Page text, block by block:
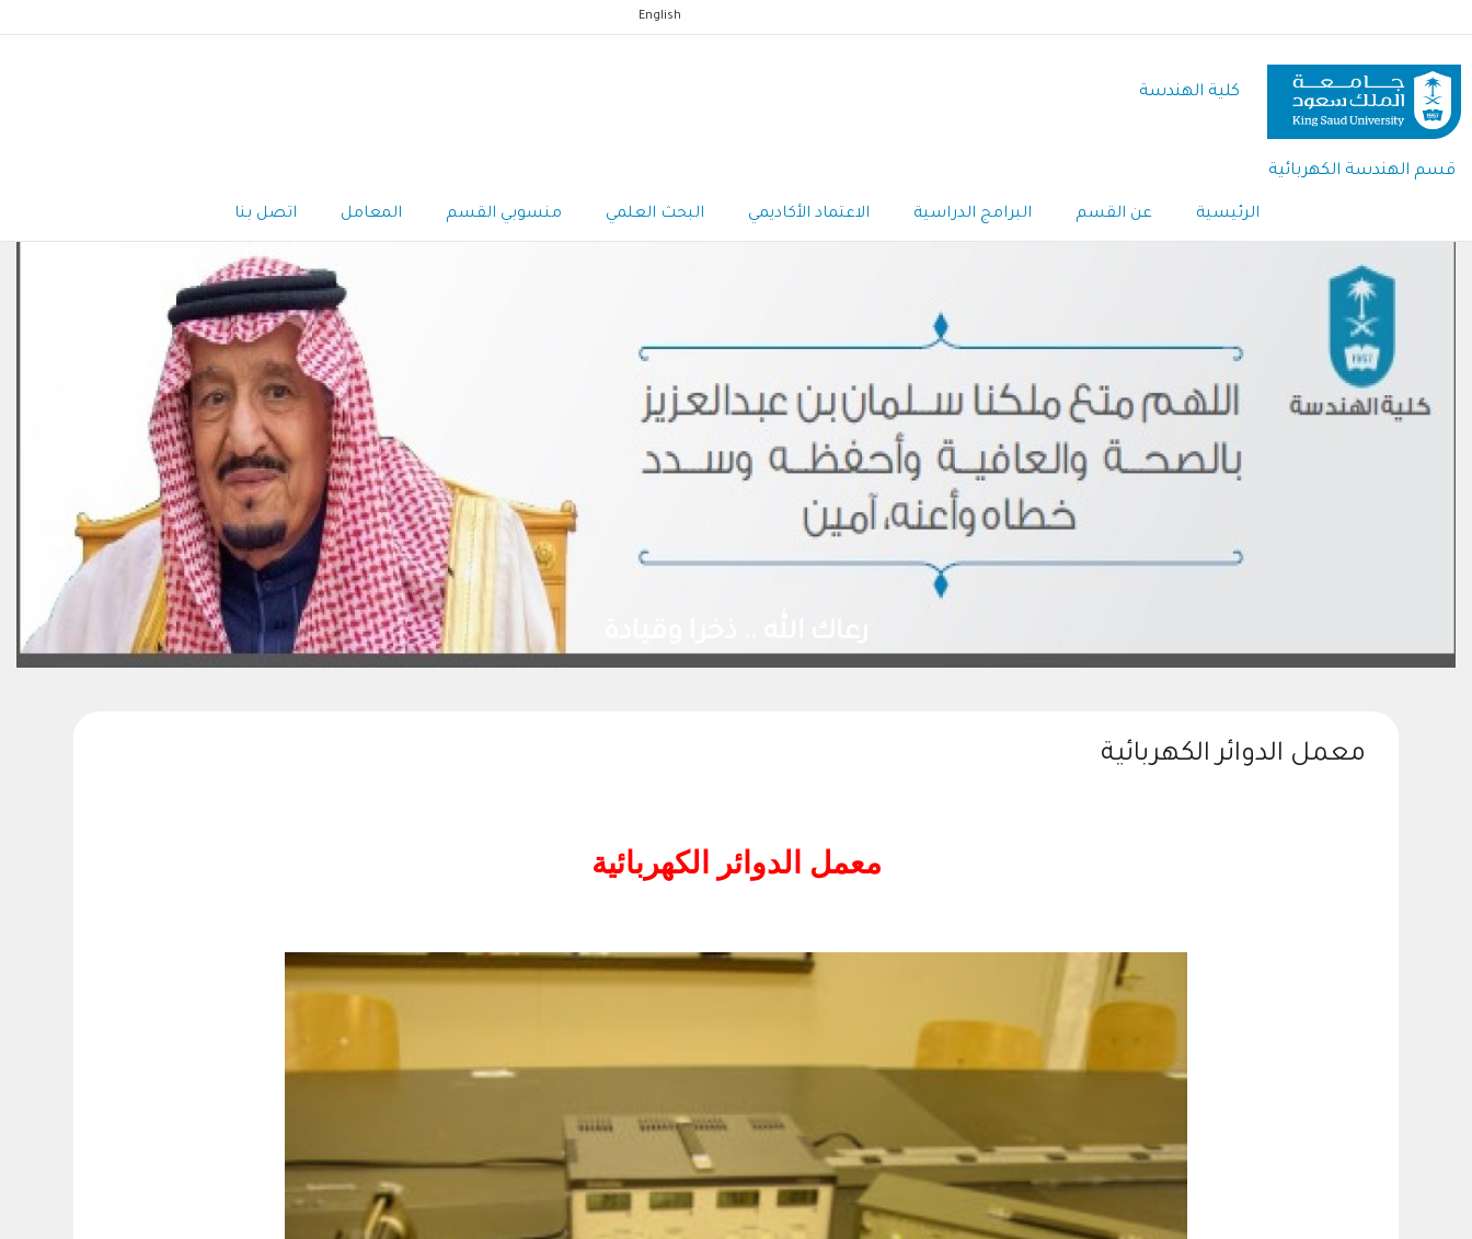
المحتوى
الرئيسي
English
كلية الهندسة
قسم الهندسة الكهربائية
الرئيسية عن القسم البرامج الدراسية الاعتماد الأكاديمي البحث العلمي منسوبي القسم المعامل اتصل بنا
معمل الدوائر الكهربائية
معمل الدوائر الكهربائية